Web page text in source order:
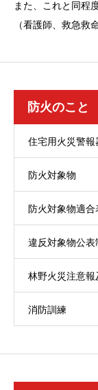
また、これと同程
（看護師、救急救
防火のこと
住宅用火災警報
防火対象物
防火対象物適合
違反対象物公表
林野火災注意報
消防訓練